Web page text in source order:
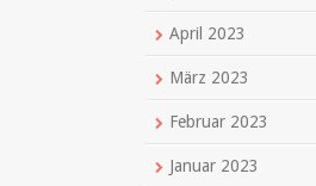
April 2023
März 2023
Februar 2023
Januar 2023